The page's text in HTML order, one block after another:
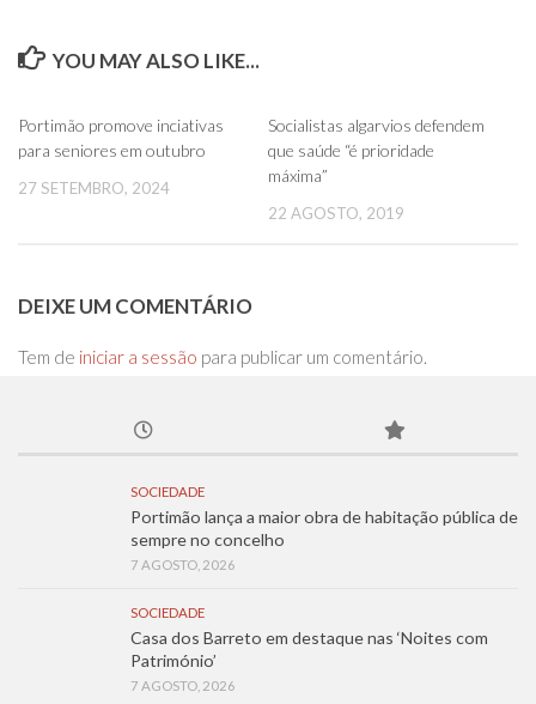
YOU MAY ALSO LIKE...
Portimão promove inciativas
para seniores em outubro
27 SETEMBRO, 2024
Socialistas algarvios defendem
que saúde “é prioridade
máxima”
22 AGOSTO, 2019
DEIXE UM COMENTÁRIO
Tem de iniciar a sessão para publicar um comentário.
SOCIEDADE
Portimão lança a maior obra de habitação pública de
sempre no concelho
7 AGOSTO, 2026
SOCIEDADE
Casa dos Barreto em destaque nas ‘Noites com
Património’
7 AGOSTO, 2026